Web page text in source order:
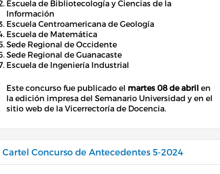
Escuela de Bibliotecología y Ciencias de la
Información
Escuela Centroamericana de Geología
Escuela de Matemática
Sede Regional de Occidente
Sede Regional de Guanacaste
Escuela de Ingeniería Industrial
Este concurso fue publicado el martes 08 de abril en
la edición impresa del Semanario Universidad y en el
sitio web de la Vicerrectoría de Docencia.
Cartel Concurso de Antecedentes 5-2024